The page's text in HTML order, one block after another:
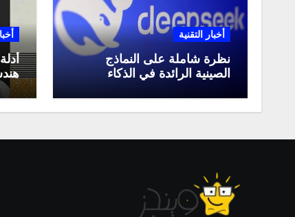
أخبار التقنية
نظرة شاملة على النماذج
الصينية الرائدة في الذكاء
وكيف تستفيد منها في عام
2025
لعام